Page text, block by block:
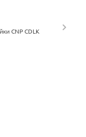
CNP CDLK